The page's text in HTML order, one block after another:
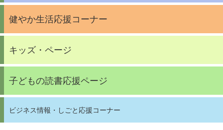
健やか生活応援コーナー
キッズ・ページ
子どもの読書応援ページ
ビジネス情報・しごと応援コーナー